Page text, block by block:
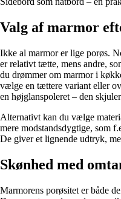
Valg af marmor
Ikke al marmor er lige porøs.
er relativt tætte, mens andre,
du drømmer om marmor i
vælge en tættere variant eller
en højglanspoleret – den
Alternativt kan du vælge
mere modstandsdygtige, som
De giver et lignende udtryk,
Skønhed med
Marmorens porøsitet er både